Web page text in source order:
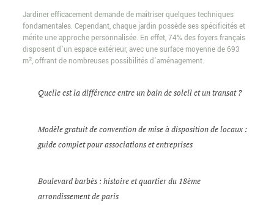
Jardiner efficacement demande de maîtriser quelques techniques
fondamentales. Cependant, chaque jardin possède ses spécificités et
mérite une approche personnalisée. En effet, 74% des foyers français
disposent d’un espace extérieur, avec une surface moyenne de 693
m², offrant de nombreuses possibilités d’aménagement.
Quelle est la différence entre un bain de soleil et un transat ?
Modèle gratuit de convention de mise à disposition de locaux :
guide complet pour associations et entreprises
Boulevard barbès : histoire et quartier du 18ème
arrondissement de paris